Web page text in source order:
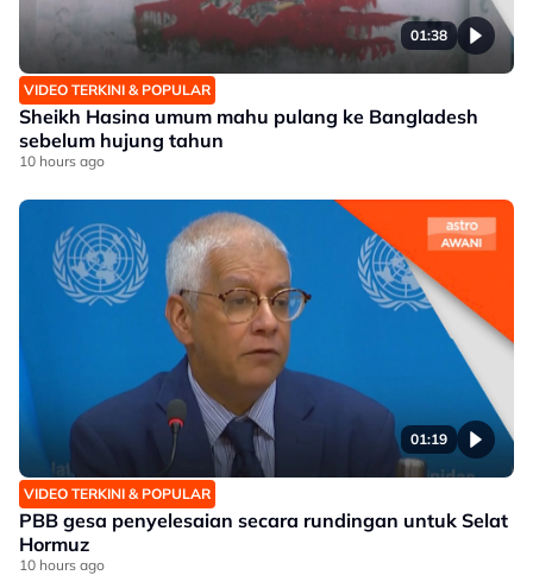
01:38
VIDEO TERKINI & POPULAR
Sheikh Hasina umum mahu pulang ke Bangladesh
sebelum hujung tahun
10 hours ago
01:19
VIDEO TERKINI & POPULAR
PBB gesa penyelesaian secara rundingan untuk Selat
Hormuz
10 hours ago